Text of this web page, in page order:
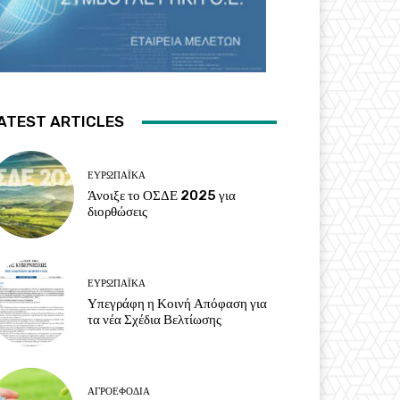
ARTICLES
ΕΥΡΩΠΑΪΚΆ
Άνοιξε το ΟΣΔΕ 2025 για
διορθώσεις
ΕΥΡΩΠΑΪΚΆ
Υπεγράφη η Κοινή Απόφαση για
τα νέα Σχέδια Βελτίωσης
ΑΓΡΟΕΦΌΔΙΑ